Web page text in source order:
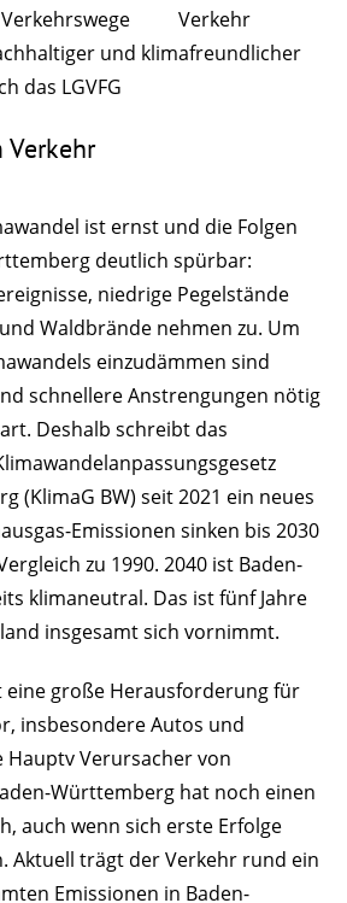
Verkehrswege
Verkehr
und klimafreundlicher
das LGVFG
ist ernst und die Folgen
deutlich spürbar:
niedrige Pegelstände
Waldbrände nehmen zu. Um
einzudämmen sind
schnellere Anstrengungen nötig
Deshalb schreibt das
(KlimaG BW) seit 2021 ein neues
Emissionen sinken bis 2030
zu 1990. 2040 ist Baden-
klimaneutral. Das ist fünf Jahre
insgesamt sich vornimmt.
eine große Herausforderung für
insbesondere Autos und
Hauptv Verursacher von
Württemberg hat noch einen
auch wenn sich erste Erfolge
Aktuell trägt der Verkehr rund ein
Emissionen in Baden-